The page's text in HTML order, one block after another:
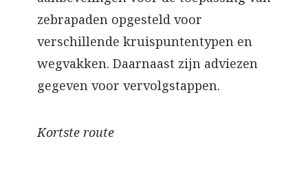
zebrapaden opgesteld voor
verschillende kruispuntentypen en
wegvakken. Daarnaast zijn adviezen
gegeven voor vervolgstappen.
Kortste route